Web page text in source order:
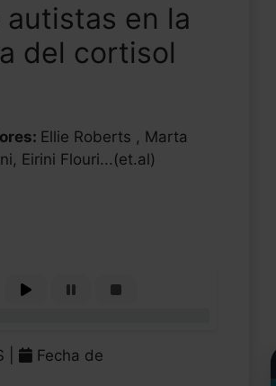
en la
del cortisol
Ellie Roberts , Marta
Eirini Flouri...(et.al)
|
Fecha de